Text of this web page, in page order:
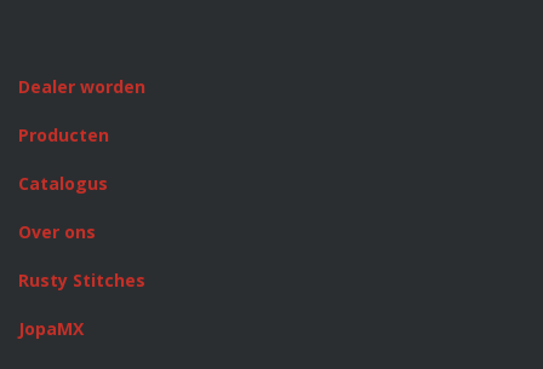
Dealer worden
Producten
Catalogus
Over ons
Rusty Stitches
JopaMX